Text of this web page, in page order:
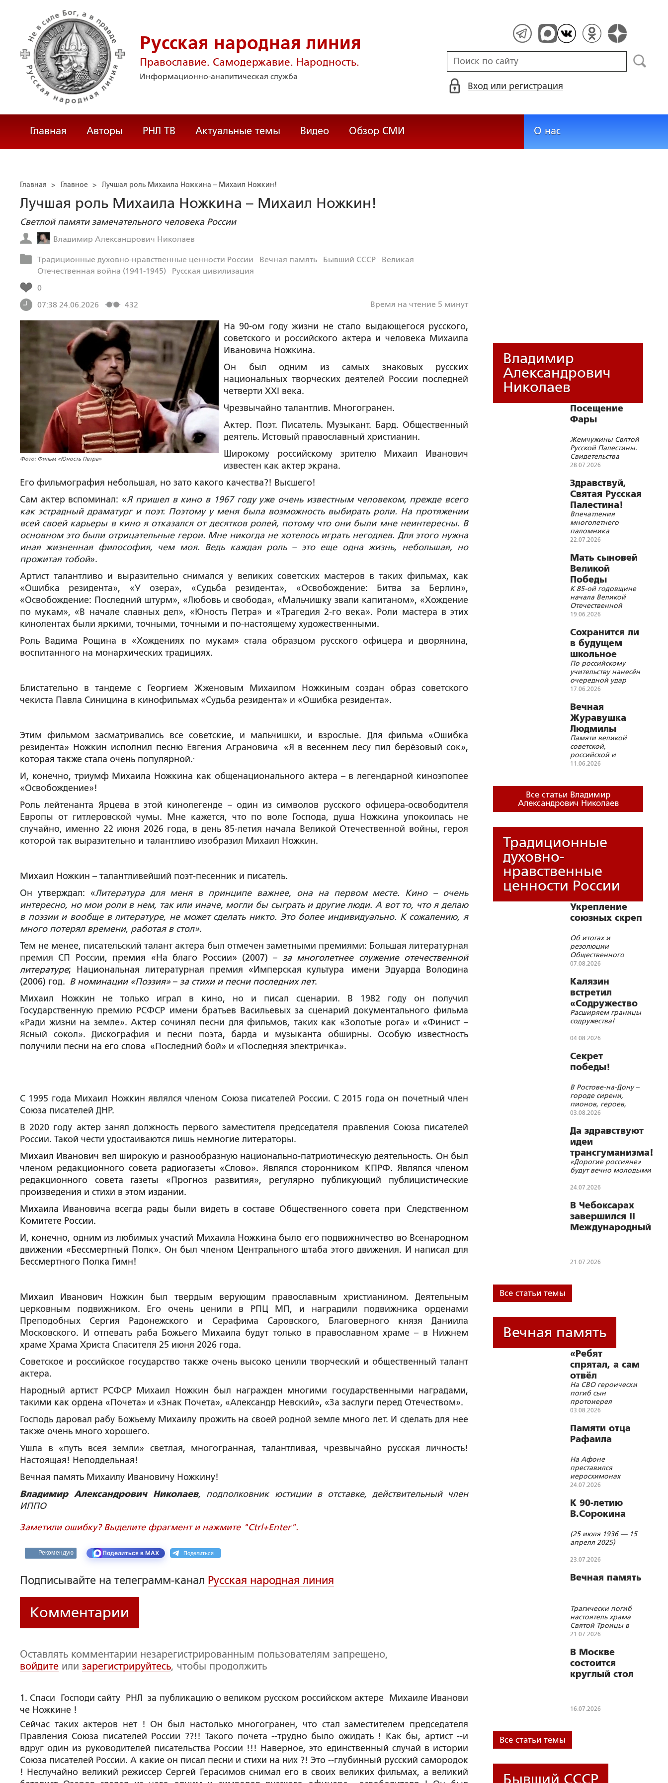
Русская народная линия
Православие. Самодержавие. Народность.
Информационно-аналитическая служба
Вход или регистрация
Главная Авторы РНЛ ТВ Актуальные темы Видео Обзор СМИ О нас
Главная > Главное > Лучшая роль Михаила Ножкина – Михаил Ножкин!
Лучшая роль Михаила Ножкина – Михаил Ножкин!
Светлой памяти замечательного человека России
Владимир Александрович Николаев
Традиционные духовно-нравственные ценности России Вечная память Бывший СССР
Великая
Отечественная война (1941-1945)
Русская цивилизация
0
07:38 24.06.2026
432 Время на чтение 5 минут
Фото: Фильм «Юность Петра»
На 90-ом году жизни не стало выдающегося русского,
советского и российского актера и человека Михаила
Ивановича Ножкина.
Он был одним из самых знаковых русских
национальных творческих деятелей России последней
четверти XXI века.
Чрезвычайно талантлив. Многогранен.
Актер. Поэт. Писатель. Музыкант. Бард. Общественный
деятель. Истовый православный христианин.
Широкому российскому зрителю Михаил Иванович
известен как актер экрана.
Его фильмография небольшая, но зато какого качества?! Высшего!
Сам актер вспоминал: «Я пришел в кино в 1967 году уже очень известным человеком, прежде всего
как эстрадный драматург и поэт. Поэтому у меня была возможность выбирать роли. На протяжении
всей своей карьеры в кино я отказался от десятков ролей, потому что они были мне неинтересны. В
основном это были отрицательные герои. Мне никогда не хотелось играть негодяев. Для этого нужна
иная жизненная философия, чем моя. Ведь каждая роль – это еще одна жизнь, небольшая, но
прожитая тобой».
Артист талантливо и выразительно снимался у великих советских мастеров в таких фильмах, как
«Ошибка резидента», «У озера», «Судьба резидента», «Освобождение: Битва за Берлин»,
«Освобождение: Последний штурм», «Любовь и свобода», «Мальчишку звали капитаном», «Хождение
по мукам», «В начале славных дел», «Юность Петра» и «Трагедия 2-го века». Роли мастера в этих
кинолентах были яркими, точными, точными и по-настоящему художественными.
Роль Вадима Рощина в «Хождениях по мукам» стала образцом русского офицера и дворянина,
воспитанного на монархических традициях.
Блистательно в тандеме с Георгием Жженовым Михаилом Ножкиным создан образ советского
чекиста Павла Синицина в кинофильмах «Судьба резидента» и «Ошибка резидента».
Этим фильмом засматривались все советские, и мальчишки, и взрослые. Для фильма «Ошибка
резидента» Ножкин исполнил песню Евгения Аграновича «Я в весеннем лесу пил берёзовый сок»,
которая также стала очень популярной..
И, конечно, триумф Михаила Ножкина как общенационального актера – в легендарной киноэпопее
«Освобождение»!
Роль лейтенанта Ярцева в этой кинолегенде – один из символов русского офицера-освободителя
Европы от гитлеровской чумы. Мне кажется, что по воле Господа, душа Ножкина упокоилась не
случайно, именно 22 июня 2026 года, в день 85-летия начала Великой Отечественной войны, героя
которой так выразительно и талантливо изобразил Михаил Ножкин.
Михаил Ножкин – талантливейший поэт-песенник и писатель.
Он утверждал: «Литература для меня в принципе важнее, она на первом месте. Кино – очень
интересно, но мои роли в нем, так или иначе, могли бы сыграть и другие люди. А вот то, что я делаю
в поэзии и вообще в литературе, не может сделать никто. Это более индивидуально. К сожалению, я
много потерял времени, работая в стол».
Тем не менее, писательский талант актера был отмечен заметными премиями: Большая литературная
премия СП России, премия «На благо России» (2007) – за многолетнее служение отечественной
литературе; Национальная литературная премия «Имперская культура имени Эдуарда Володина
(2006) год. В номинации «Поэзия» – за стихи и песни последних лет.
Михаил Ножкин не только играл в кино, но и писал сценарии. В 1982 году он получил
Государственную премию РСФСР имени братьев Васильевых за сценарий документального фильма
«Ради жизни на земле». Актер сочинял песни для фильмов, таких как «Золотые рога» и «Финист –
Ясный сокол». Дискография и песни поэта, барда и музыканта обширны. Особую известность
получили песни на его слова « Последний бой» и « Последняя электричка».
С 1995 года Михаил Ножкин являлся членом Союза писателей России. С 2015 года он почетный член
Союза писателей ДНР.
В 2020 году актер занял должность первого заместителя председателя правления Союза писателей
России. Такой чести удостаиваются лишь немногие литераторы.
Михаил Иванович вел широкую и разнообразную национально-патриотическую деятельность. Он был
членом редакционного совета радиогазеты «Слово». Являлся сторонником КПРФ. Являлся членом
редакционного совета газеты «Прогноз развития», регулярно публикующий публицистические
произведения и стихи в этом издании.
Михаила Ивановича всегда рады были видеть в составе Общественного совета при Следственном
Комитете России.
И, конечно, одним из любимых участий Михаила Ножкина было его подвижничество во Всенародном
движении «Бессмертный Полк». Он был членом Центрального штаба этого движения. И написал для
Бессмертного Полка Гимн!
Михаил Иванович Ножкин был твердым верующим православным христианином. Деятельным
церковным подвижником. Его очень ценили в РПЦ МП, и наградили подвижника орденами
Преподобных Сергия Радонежского и Серафима Саровского, Благоверного князя Даниила
Московского. И отпевать раба Божьего Михаила будут только в православном храме – в Нижнем
храме Храма Христа Спасителя 25 июня 2026 года.
Советское и российское государство также очень высоко ценили творческий и общественный талант
актера.
Народный артист РСФСР Михаил Ножкин был награжден многими государственными наградами,
такими как ордена «Почета» и «Знак Почета», «Александр Невский», «За заслуги перед Отечеством».
Господь даровал рабу Божьему Михаилу прожить на своей родной земле много лет. И сделать для нее
также очень много хорошего.
Ушла в «путь всея земли» светлая, многогранная, талантливая, чрезвычайно русская личность!
Настоящая! Неподдельная!
Вечная память Михаилу Ивановичу Ножкину!
Владимир Александрович Николаев, подполковник юстиции в отставке, действительный член
ИППО
Заметили ошибку? Выделите фрагмент и нажмите "Ctrl+Enter".
Рекомендую Поделиться в MAX Поделиться
Подписывайте на телеграмм-канал Русская народная линия
Комментарии
Оставлять комментарии незарегистрированным пользователям запрещено,
войдите или зарегистрируйтесь, чтобы продолжить
1. Спаси  Господи сайту  РНЛ  за публикацию о великом русском российском актере  Михаиле Иванови
че Ножкине !
Сейчас таких актеров нет ! Он был настолько многогранен, что стал заместителем председателя
Правления Союза писателей России ??!! Такого почета --трудно было ожидать ! Как бы, артист --и
вдруг один из руководителей писательства России !!! Наверное, это единственный случай в истории
Союза писателей России. А какие он писал песни и стихи на них ?! Это --глубинный русский самородок
! Неслучайно великий режиссер Сергей Герасимов снимал его в своих великих фильмах, а великий
Владимир
Александрович
Николаев
Посещение
Фары
Жемчужины Святой
Русской Палестины.
Свидетельства
паломника
28.07.2026
Здравствуй,
Святая Русская
Палестина!
Впечатления
многолетнего
паломника
22.07.2026
Мать сыновей
Великой
Победы
К 85-ой годовщине
начала Великой
Отечественной
войны
19.06.2026
Сохранится ли
в будущем
школьное
учительство в
России?
По российскому
учительству нанесён
очередной удар
17.06.2026
Вечная
Журавушка
Людмилы
Чурсиной
Памяти великой
советской,
российской и
мировой актрисы
11.06.2026
Все статьи Владимир
Александрович Николаев
Традиционные
духовно-
нравственные
ценности России
Укрепление
союзных скреп
Об итогах и
резолюции
Общественного
военно-
форума Союзного
07.08.2026
Калязин
встретил
«Содружество
православной
молодёжи»
Расширяем границы
содружества!
04.08.2026
Секрет
победы!
В Ростове-на-Дону –
городе сирени,
пионов, героев,
молитв и красоты
03.08.2026
Да здравствуют
идеи
трансгуманизма!
«Дорогие россияне»
будут вечно молодыми
24.07.2026
В Чебоксарах
завершился II
Международный
Махмуда
21.07.2026
Все статьи темы
Вечная память
«Ребят
спрятал, а сам
отвёл
внимание на
себя»
На СВО героически
погиб сын
протоиерея
Александра
03.08.2026
Памяти отца
Рафаила
На Афоне
преставился
иеросхимонах
Рафаил (Берестов)
24.07.2026
К 90-летию
В.Сорокина
(25 июля 1936 — 15
апреля 2025)
23.07.2026
Вечная память
Трагически погиб
настоятель храма
Святой Троицы в
Хомутово
Вячеслав Пушкарев
21.07.2026
В Москве
состоится
круглый стол
Валентин
народного
16.07.2026
Все статьи темы
Бывший СССР